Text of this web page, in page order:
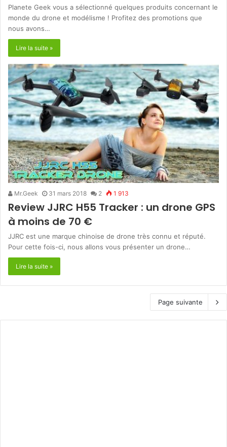
Planete Geek vous a sélectionné quelques produits concernant le
monde du drone et modélisme ! Profitez des promotions que
nous avons…
Lire la suite »
Mr.Geek 31 mars 2018 2 1 913
Review JJRC H55 Tracker : un drone GPS
à moins de 70 €
JJRC est une marque chinoise de drone très connu et réputé.
Pour cette fois-ci, nous allons vous présenter un drone…
Lire la suite »
Page suivante